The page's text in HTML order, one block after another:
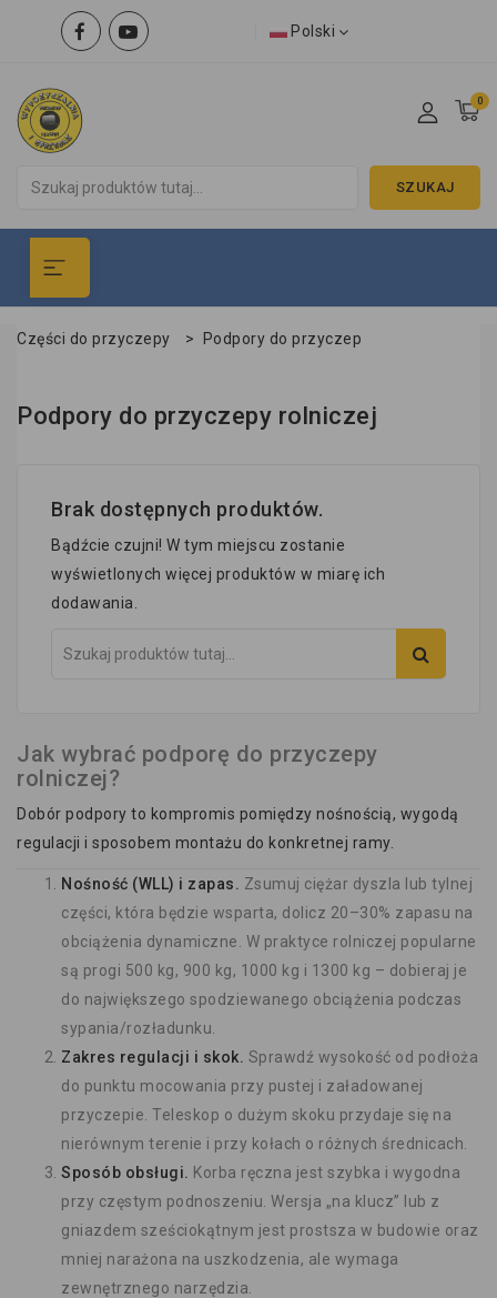
Polski
0
SZUKAJ
Części do przyczepy > Podpory do przyczep
Podpory do przyczepy rolniczej
Brak dostępnych produktów.
Bądźcie czujni! W tym miejscu zostanie
wyświetlonych więcej produktów w miarę ich
dodawania.
Jak wybrać podporę do przyczepy
rolniczej?
Dobór podpory to kompromis pomiędzy nośnością, wygodą
regulacji i sposobem montażu do konkretnej ramy.
Nośność (WLL) i zapas. Zsumuj ciężar dyszla lub tylnej
części, która będzie wsparta, dolicz 20–30% zapasu na
obciążenia dynamiczne. W praktyce rolniczej popularne
są progi 500 kg, 900 kg, 1000 kg i 1300 kg – dobieraj je
do największego spodziewanego obciążenia podczas
sypania/rozładunku.
Zakres regulacji i skok. Sprawdź wysokość od podłoża
do punktu mocowania przy pustej i załadowanej
przyczepie. Teleskop o dużym skoku przydaje się na
nierównym terenie i przy kołach o różnych średnicach.
Sposób obsługi. Korba ręczna jest szybka i wygodna
przy częstym podnoszeniu. Wersja „na klucz” lub z
gniazdem sześciokątnym jest prostsza w budowie oraz
mniej narażona na uszkodzenia, ale wymaga
zewnętrznego narzędzia.